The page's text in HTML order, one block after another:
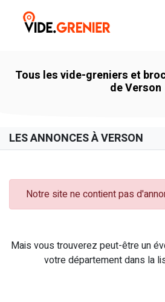
Tous les vide-greniers et
de Verson
LES ANNONCES À VERSON
Notre site ne contient pas
Mais vous trouverez peut-être un
votre département dans la